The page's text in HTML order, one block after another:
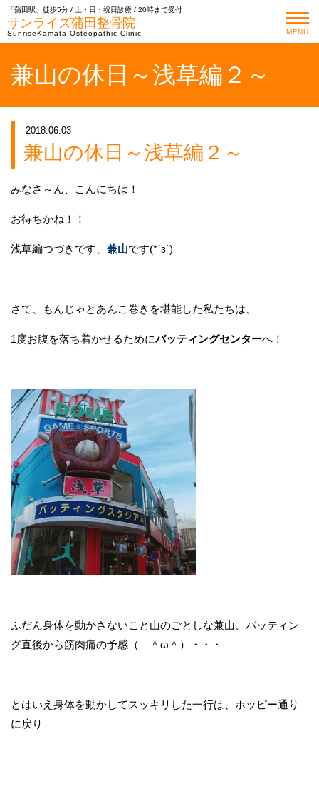
「蒲田駅」徒歩5分 / 土・日・祝日診療 / 20時まで受付
サンライズ蒲田整骨院
SunriseKamata Osteopathic Clinic MENU
兼山の休日～浅草編２～
2018.06.03
兼山の休日～浅草編２～
みなさ～ん、こんにちは！
お待ちかね！！
浅草編つづきです、 兼山です(*´з`)
さて、もんじゃとあんこ巻きを堪能した私たちは、
1度お腹を落ち着かせるためにバッティングセンターへ！
ふだん身体を動かさないこと山のごとしな兼山、バッティン
グ直後から筋肉痛の予感（ ＾ω＾）・・・
とはいえ身体を動かしてスッキリした一行は、ホッピー通り
に戻り